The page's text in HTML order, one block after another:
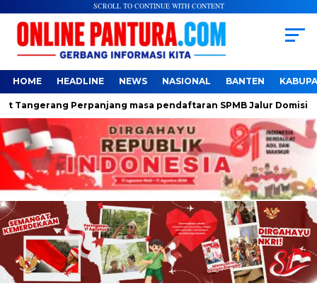
SCROLL TO CONTINUE WITH CONTENT
HOME HEADLINE NEWS NASIONAL BANTEN
Perpanjang masa pendaftaran SPMB Jalur Domisili